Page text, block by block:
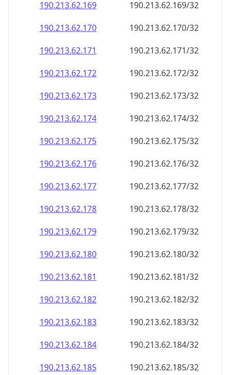
190.213.62.169
190.213.62.169/32
190.213.62.170
190.213.62.170/32
190.213.62.171
190.213.62.171/32
190.213.62.172
190.213.62.172/32
190.213.62.173
190.213.62.173/32
190.213.62.174
190.213.62.174/32
190.213.62.175
190.213.62.175/32
190.213.62.176
190.213.62.176/32
190.213.62.177
190.213.62.177/32
190.213.62.178
190.213.62.178/32
190.213.62.179
190.213.62.179/32
190.213.62.180
190.213.62.180/32
190.213.62.181
190.213.62.181/32
190.213.62.182
190.213.62.182/32
190.213.62.183
190.213.62.183/32
190.213.62.184
190.213.62.184/32
190.213.62.185
190.213.62.185/32